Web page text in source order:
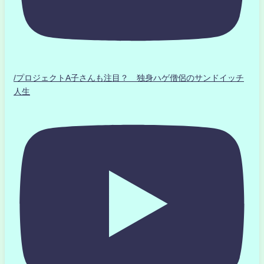
/プロジェクトA子さんも注目？ 独身ハゲ僧侶のサンドイッチ
人生